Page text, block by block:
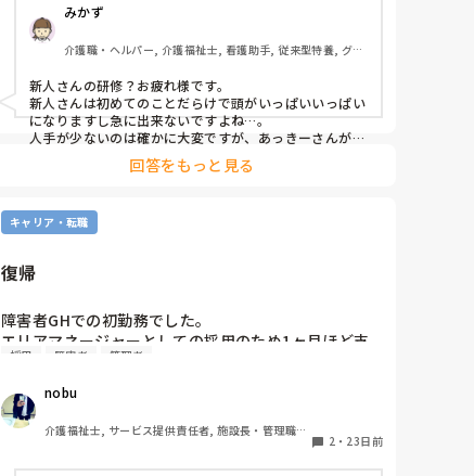
洗髪、洗身、お着替えの手伝い、ドライヤーなどを
説明しながら行って、最後に空の状態で機械浴の椅子
の操作を体験してもらったりしました。
突然のことで、上司との擦り合わせもなくすることに
なったので、これでよかったのか、、
と思うこともあり、自分への反省もこめて、
皆さんの職場で初めての入浴の研修はどのようにされ
よろしくお願いします。
みかず
介護職・ヘルパー, 介護福祉士, 看護助手, 従来型特養, グル
新人さんの研修？お疲れ様です。
新人さんは初めてのことだらけで頭がいっぱいいっぱい
になりますし急に出来ないですよね…。
人手が少ないのは確かに大変ですが、あっきーさんが付
き添うのが1番かなとは思いますが…。
でも何か事故とかヒヤリが起きる事を考えれば付き添っ
洗髪もただささっとで力を入れなさすぎるのもだし、洗
身も身体状況の確認だったり、傷部分の洗浄、着替えの
すぐ言わなきゃな時はすぐ声かけして、最後の機械浴の
うした方が楽だよ」とかアドバイスあげてもいいかなぁ
と思います。
実際介助中とかだとなかなかメモも取れないしバタバタ
回答をもっと見る
キャリア・転職
復帰
障害者GHでの初勤務でした。
エリアマネージャーとしての採用のため1ヶ月ほど支
援に触れながら管理者業務を教わり1ヶ月半後に自担
統括マネージャーである上司目線での現状の問題点を
聞くと
お局様の新人いびり、癖強職員の独断支援などな
採用 障害者 管理者
nobu
介護福祉士, サービス提供責任者, 施設長・管理職,
2 ・ 23日前